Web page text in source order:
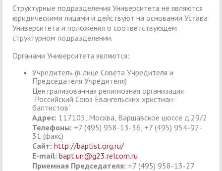
Структурные подразделения Университета не являются
юридическими лицами и действуют на основании Устава
Университета и положения о соответствующем
структурном подразделении.
Органами Университета являются:
Учредитель (в лице Совета Учредителя и
Председателя Учредителя)
Централизованная религиозная организация
"Российский Союз Евангельских христиан-
баптистов"
Адрес: 117105, Москва, Варшавское шоссе д.29/2
Телефоны: +7 (495) 958-13-36, +7 (495) 954-92-
31 (факс)
Сайт: http://baptist.org.ru/
E-mail: bapt.un@g23.relcom.ru
Приемная Председателя: +7 (495) 958-13-27